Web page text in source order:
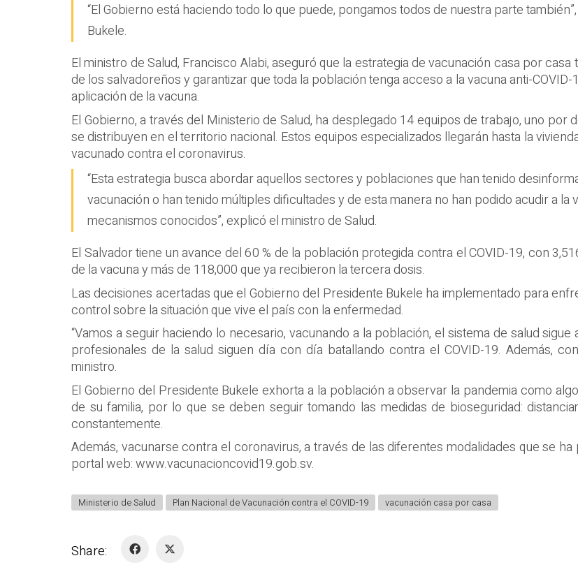
“El Gobierno está haciendo todo lo que puede, pongamos todos de nuestra parte
Bukele.
El ministro de Salud, Francisco Alabi, aseguró que la estrategia de vacunación casa por
de los salvadoreños y garantizar que toda la población tenga acceso a la vacuna anti-
aplicación de la vacuna.
El Gobierno, a través del Ministerio de Salud, ha desplegado 14 equipos de trabajo, uno
se distribuyen en el territorio nacional. Estos equipos especializados llegarán hasta la
vacunado contra el coronavirus.
“Esta estrategia busca abordar aquellos sectores y poblaciones que han tenido
vacunación o han tenido múltiples dificultades y de esta manera no han podido acudir a la
mecanismos conocidos”, explicó el ministro de Salud.
El Salvador tiene un avance del 60 % de la población protegida contra el COVID-19, con
de la vacuna y más de 118,000 que ya recibieron la tercera dosis.
Las decisiones acertadas que el Gobierno del Presidente Bukele ha implementado para
control sobre la situación que vive el país con la enfermedad.
“Vamos a seguir haciendo lo necesario, vacunando a la población, el sistema de salud
profesionales de la salud siguen día con día batallando contra el COVID-19. Además,
ministro.
El Gobierno del Presidente Bukele exhorta a la población a observar la pandemia como
de su familia, por lo que se deben seguir tomando las medidas de bioseguridad:
constantemente.
Además, vacunarse contra el coronavirus, a través de las diferentes modalidades que se
portal web: www.vacunacioncovid19.gob.sv.
Ministerio de Salud Plan Nacional de Vacunación contra el COVID-19 vacunación casa por casa
Share: